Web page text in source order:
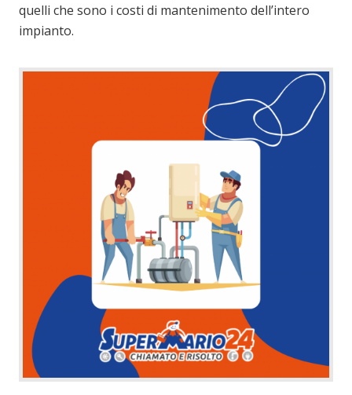
quelli che sono i costi di mantenimento dell’intero
impianto.